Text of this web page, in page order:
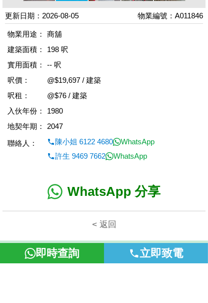
更新日期：2026-08-05 物業編號：A011846
物業用途：
商舖
建築面積：
198 呎
實用面積：
-- 呎
呎價：
@$19,697 / 建築
呎租：
@$76 / 建築
入伙年份：
1980
地契年期：
2047
聯絡人：
陳小姐 6122 4680
WhatsApp
許生 9469 7662
WhatsApp
WhatsApp 分享
< 返回
即時查詢 立即致電
本網頁所提供資料僅作參考用途。若因錯漏而引致任何不便或損
失，富裕地產概不負責。